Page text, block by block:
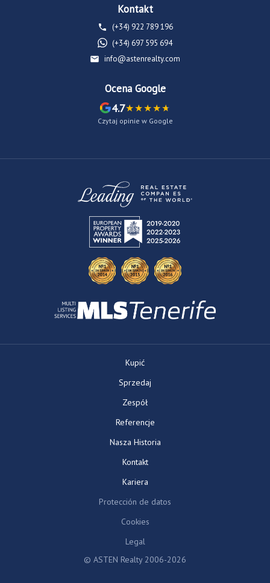
Kontakt
(+34) 922 789 196
(+34) 697 595 694
info@astenrealty.com
Ocena Google
4.7
Czytaj opinie w Google
Kupić
Sprzedaj
Zespół
Referencje
Nasza Historia
Kontakt
Kariera
Protección de datos
Cookies
Legal
© ASTEN Realty 2006-2026